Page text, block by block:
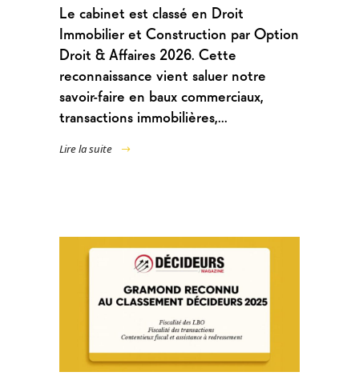
Le cabinet est classé en Droit
Immobilier et Construction par Option
Droit & Affaires 2026. Cette
reconnaissance vient saluer notre
savoir-faire en baux commerciaux,
transactions immobilières,...
Lire la suite